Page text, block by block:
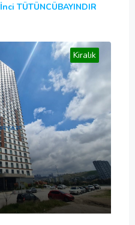
İnci TÜTÜNCÜBAYINDIR
Kiralık